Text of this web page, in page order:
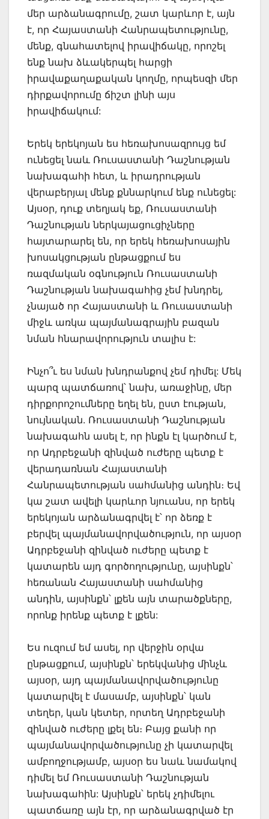
մեր արձանագրումը, շատ կարևոր է, այն
է, որ Հայաստանի Հանրապետությունը,
մենք, գնահատելով իրավիճակը, որոշել
ենք նախ ձևակերպել հարցի
իրավաքաղաքական կողմը, որպեսզի մեր
դիրքավորումը ճիշտ լինի այս
իրավիճակում:
Երեկ երեկոյան ես հեռախոսազրույց եմ
ունեցել նաև Ռուսաստանի Դաշնության
նախագահի հետ, և իրադրության
վերաբերյալ մենք քննարկում ենք ունեցել:
Այսօր, դուք տեղյակ եք, Ռուսաստանի
Դաշնության ներկայացուցիչները
հայտարարել են, որ երեկ հեռախոսային
խոսակցության ընթացքում ես
ռազմական օգնություն Ռուսաստանի
Դաշնության նախագահից չեմ խնդրել,
չնայած որ Հայաստանի և Ռուսաստանի
միջև առկա պայմանագրային բազան
նման հնարավորություն տալիս է:
Ինչո՞ւ ես նման խնդրանքով չեմ դիմել: Մեկ
պարզ պատճառով՝ նախ, առաջինը, մեր
դիրքորոշումները եղել են, ըստ էության,
նույնական. Ռուսաստանի Դաշնության
նախագահն ասել է, որ ինքն էլ կարծում է,
որ Ադրբեջանի զինված ուժերը պետք է
վերադառնան Հայաստանի
Հանրապետության սահմանից անդին։ Եվ
կա շատ ավելի կարևոր նյուանս, որ երեկ
երեկոյան արձանագրվել է՝ որ ձեռք է
բերվել պայմանավորվածություն, որ այսօր
Ադրբեջանի զինված ուժերը պետք է
կատարեն այդ գործողությունը, այսինքն՝
հեռանան Հայաստանի սահմանից
անդին, այսինքն՝ լքեն այն տարածքները,
որոնք իրենք պետք է լքեն:
Ես ուզում եմ ասել, որ վերջին օրվա
ընթացքում, այսինքն՝ երեկվանից մինչև
այսօր, այդ պայմանավորվածությունը
կատարվել է մասամբ, այսինքն՝ կան
տեղեր, կան կետեր, որտեղ Ադրբեջանի
զինված ուժերը լքել են։ Բայց քանի որ
պայմանավորվածությունը չի կատարվել
ամբողջությամբ, այսօր ես նաև նամակով
դիմել եմ Ռուսաստանի Դաշնության
նախագահին: Այսինքն՝ երեկ չդիմելու
պատճառը այն էր, որ արձանագրված էր